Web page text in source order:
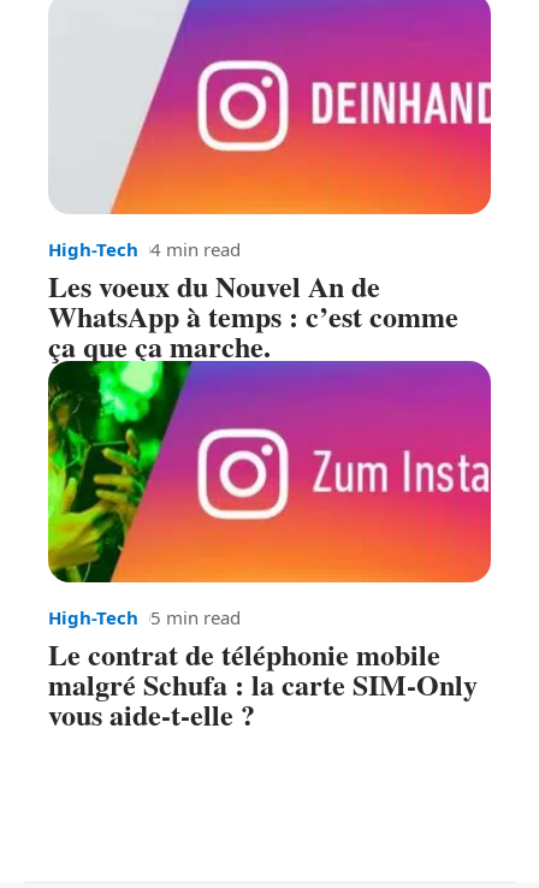
High-Tech 4 min read
Les voeux du Nouvel An de
WhatsApp à temps : c’est comme
ça que ça marche.
High-Tech 5 min read
Le contrat de téléphonie mobile
malgré Schufa : la carte SIM-Only
vous aide-t-elle ?